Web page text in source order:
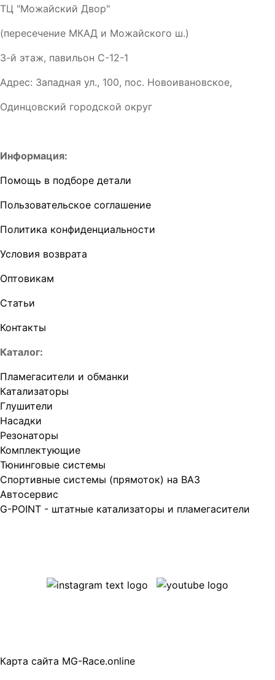
ТЦ "Можайский Двор"
(пересечение МКАД и Можайского ш.)
3-й этаж, павильон С-12-1
Адрес: Западная ул., 100, пос. Новоивановское,
Одинцовский городской округ
Информация:
Помощь в подборе детали
Пользовательское соглашение
Политика конфиденциальности
Условия возврата
Оптовикам
Статьи
Контакты
Каталог:
Пламегасители и обманки
Катализаторы
Глушители
Насадки
Резонаторы
Комплектующие
Тюнинговые системы
Спортивные системы (прямоток) на ВАЗ
Автосервис
G-POINT - штатные катализаторы и пламегасители
Карта сайта MG-Race.online